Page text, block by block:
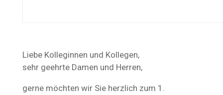
Liebe Kolleginnen und Kollegen,
sehr geehrte Damen und Herren,
gerne möchten wir Sie herzlich zum 1.